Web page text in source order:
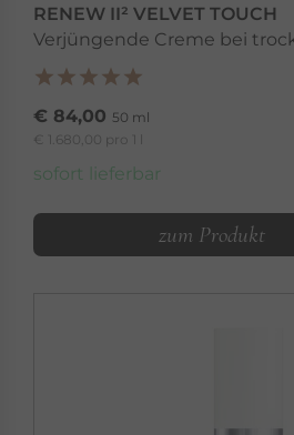
RENEW II² VELVET TOUCH
Verjüngende Creme bei
€ 84,00 50 ml
€ 1.680,00 pro 1 l
sofort lieferbar
zum Produkt